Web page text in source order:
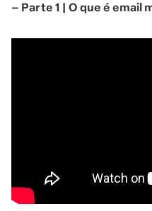
– Parte 1 | O que é